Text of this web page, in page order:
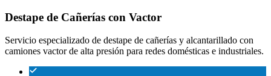
Destape de Cañerías con Vactor
Servicio especializado de destape de cañerías y alcantarillado con
camiones vactor de alta presión para redes domésticas e industriales.